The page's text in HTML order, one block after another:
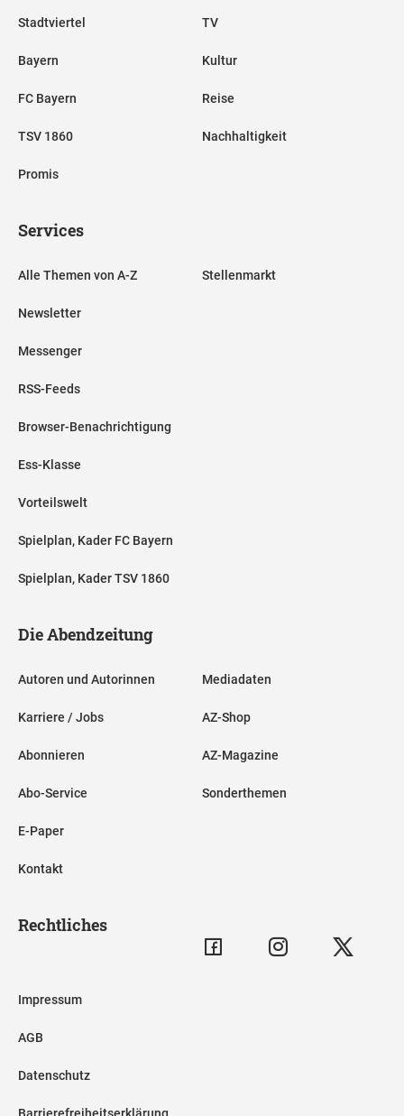
Stadtviertel
Bayern
FC Bayern
TSV 1860
Promis
TV
Kultur
Reise
Nachhaltigkeit
Services
Alle Themen von A-Z
Newsletter
Messenger
RSS-Feeds
Browser-Benachrichtigung
Ess-Klasse
Vorteilswelt
Spielplan, Kader FC Bayern
Spielplan, Kader TSV 1860
Stellenmarkt
Die Abendzeitung
Autoren und Autorinnen
Karriere / Jobs
Abonnieren
Abo-Service
E-Paper
Kontakt
Mediadaten
AZ-Shop
AZ-Magazine
Sonderthemen
Rechtliches
Impressum
AGB
Datenschutz
Barrierefreiheitserklärung